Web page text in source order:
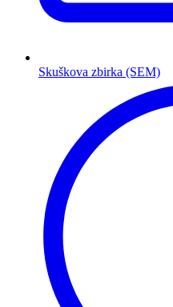
Skuškova zbirka (SEM)